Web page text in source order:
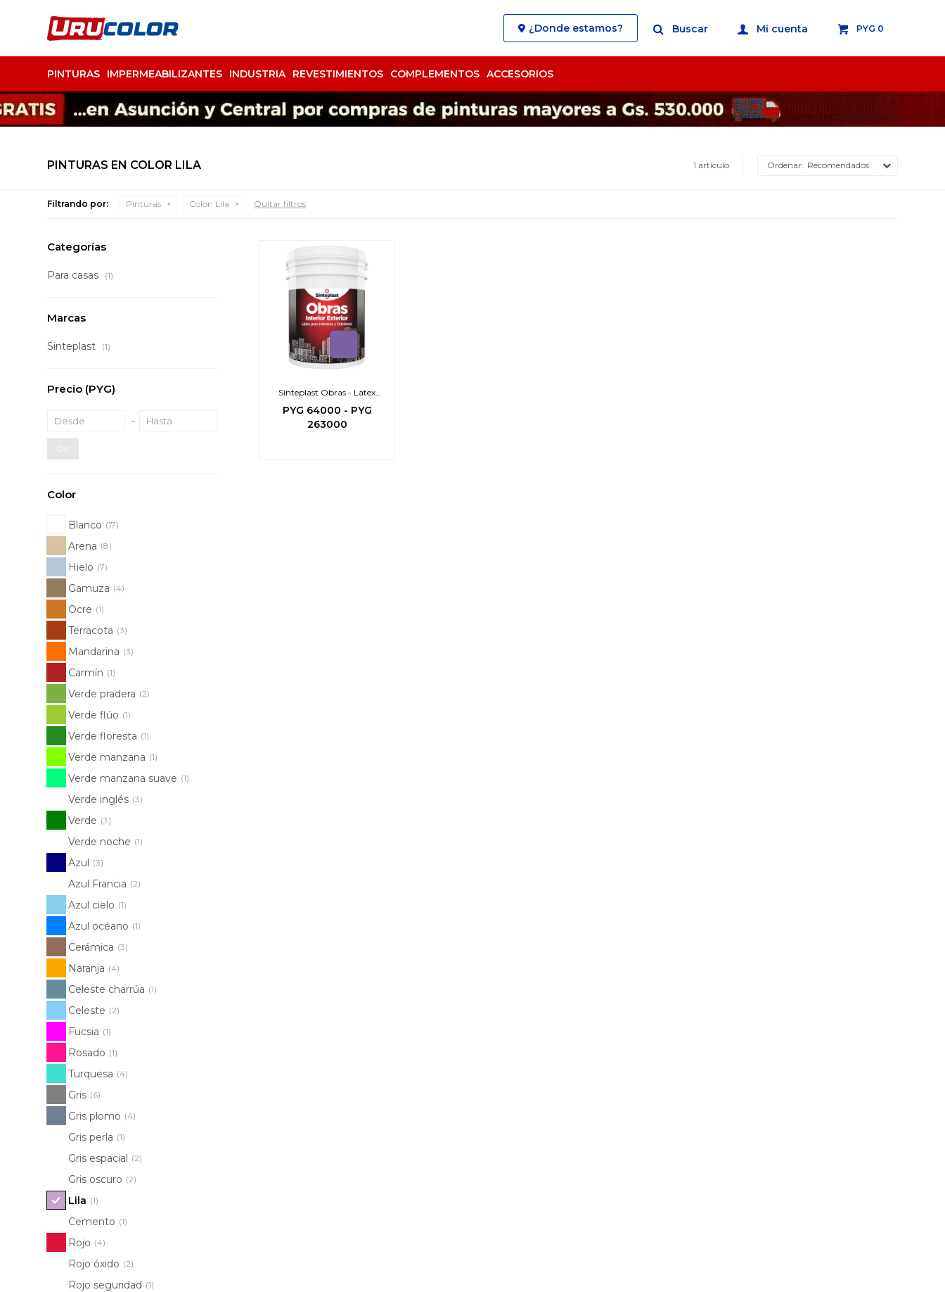
PINTURAS IMPERMEABILIZANTES INDUSTRIA REVESTIMIENTOS COMPLEMENTOS ACCESORIOS
PYG 0
¿Donde estamos?
PINTURAS EN COLOR LILA 1 artículo Recomendados
Filtrando por: Pinturas Color: Lila Quitar filtros
Sinteplast Obras - Latex
Interior Exterior
PYG 64000 - PYG
263000
Categorías
Para casas (1)
Marcas
Sinteplast (1)
Precio (PYG)
OK
Color
Blanco (17)
Arena (8)
Hielo (7)
Gamuza (4)
Ocre (1)
Terracota (3)
Mandarina (3)
Carmín (1)
Verde pradera (2)
Verde flúo (1)
Verde floresta (1)
Verde manzana (1)
Verde manzana suave (1)
Verde inglés (3)
Verde (3)
Verde noche (1)
Azul (3)
Azul Francia (2)
Azul cielo (1)
Azul océano (1)
Cerámica (3)
Naranja (4)
Celeste charrúa (1)
Celeste (2)
Fucsia (1)
Rosado (1)
Turquesa (4)
Gris (6)
Gris plomo (4)
Gris perla (1)
Gris espacial (2)
Gris oscuro (2)
Lila (1)
Cemento (1)
Rojo (4)
Rojo óxido (2)
Rojo seguridad (1)